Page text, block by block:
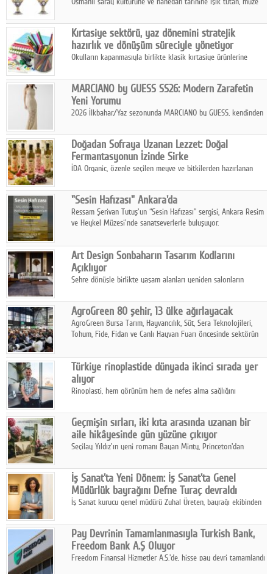
Ağustos'ta Arthill Müzecilik'in düzenleyeceği özel müzayedede
koleksiyonerlerle buluşuyor
Kırtasiye sektörü, yaz dönemini stratejik
hazırlık ve dönüşüm süreciyle yönetiyor
Okulların kapanmasıyla birlikte klasik kırtasiye ürünlerine
sanat ve eğitici aktivite ürünleriyle dinamik bir biçimde
geçiriyor.
MARCIANO by GUESS SS26: Modern Zarafetin
Yeni Yorumu
2026 İlkbahar/Yaz sezonunda MARCIANO by GUESS, kendinden
Doğadan Sofraya Uzanan Lezzet: Doğal
Fermantasyonun İzinde Sirke
İDA Organic, özenle seçilen meyve ve bitkilerden hazırlanan
sofralarına taşıyor.
"Sesin Hafızası" Ankara'da
Ressam Şerivan Tutuş'un “Sesin Hafızası” sergisi, Ankara Resim
ve Heykel Müzesi'nde sanatseverlerle buluşuyor.
Art Design Sonbaharın Tasarım Kodlarını
Açıklıyor
Şehre dönüşle birlikte yaşam alanları yeniden salonların
sonbaharın tasarım kodlarını açıklıyor.
AgroGreen 80 şehir, 13 ülke ağırlayacak
AgroGreen Bursa Tarım, Hayvancılık, Süt, Sera Teknolojileri,
Tohum, Fide, Fidan ve Canlı Hayvan Fuarı öncesinde sektörün
Türkiye rinoplastide dünyada ikinci sırada yer
alıyor
Rinoplasti, hem görünüm hem de nefes alma sağlığını
biri konumunda.
Geçmişin sırları, iki kıta arasında uzanan bir
aile hikâyesinde gün yüzüne çıkıyor
Seçilay Yıldız'ın yeni romanı Bayan Minty, Princeton'dan
katmanlı bir aile hikâyesi anlatıyor.
İş Sanat'ta Yeni Dönem: İş Sanat'ta Genel
Müdürlük bayrağını Defne Turaç devraldı
İş Sanat kurucu genel müdürü Zuhal Üreten, bayrağı ekibinden
Pay Devrinin Tamamlanmasıyla Turkish Bank,
Freedom Bank A.Ş Oluyor
Freedom Finansal Hizmetler A.Ş.'de, hisse pay devri tamamlandı